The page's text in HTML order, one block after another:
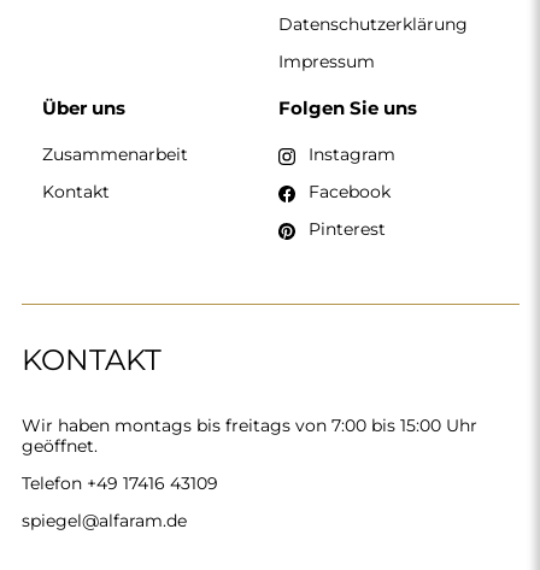
KONTAKT
Wir haben montags bis freitags von 7:00 bis 15:00 Uhr
geöffnet.
Telefon +49 17416 43109
spiegel@alfaram.de
Datenschutzerklärung
Impressum
Über uns
Zusammenarbeit
Kontakt
Folgen Sie uns
Instagram
Facebook
Pinterest